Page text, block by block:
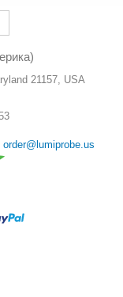
21157, USA
order@lumiprobe.us